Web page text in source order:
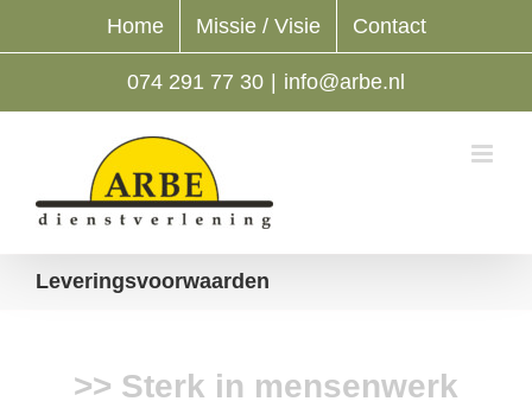
inhoud
Home Missie / Visie Contact
074 291 77 30 | info@arbe.nl
Leveringsvoorwaarden
>> Sterk in mensenwerk